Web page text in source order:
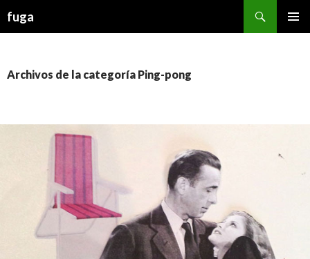
fuga
Archivos de la categoría Ping-pong